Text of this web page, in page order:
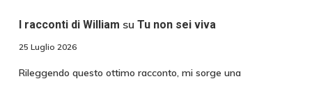
I racconti di William su Tu non sei viva
25 Luglio 2026
Rileggendo questo ottimo racconto, mi sorge una